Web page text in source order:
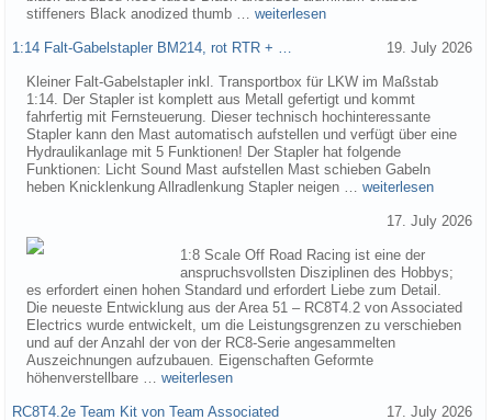
stiffeners Black anodized thumb … weiterlesen
1:14 Falt-Gabelstapler BM214, rot RTR + … 19. July 2026
Kleiner Falt-Gabelstapler inkl. Transportbox für LKW im Maßstab
1:14. Der Stapler ist komplett aus Metall gefertigt und kommt
fahrfertig mit Fernsteuerung. Dieser technisch hochinteressante
Stapler kann den Mast automatisch aufstellen und verfügt über eine
Hydraulikanlage mit 5 Funktionen! Der Stapler hat folgende
Funktionen: Licht Sound Mast aufstellen Mast schieben Gabeln
heben Knicklenkung Allradlenkung Stapler neigen … weiterlesen
17. July 2026
1:8 Scale Off Road Racing ist eine der
anspruchsvollsten Disziplinen des Hobbys;
es erfordert einen hohen Standard und erfordert Liebe zum Detail.
Die neueste Entwicklung aus der Area 51 – RC8T4.2 von Associated
Electrics wurde entwickelt, um die Leistungsgrenzen zu verschieben
und auf der Anzahl der von der RC8-Serie angesammelten
Auszeichnungen aufzubauen. Eigenschaften Geformte
höhenverstellbare … weiterlesen
RC8T4.2e Team Kit von Team Associated 17. July 2026